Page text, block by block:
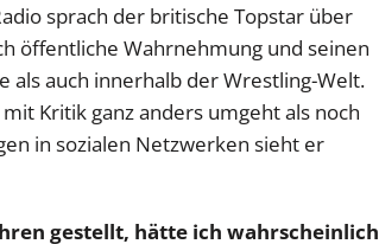
sprach der britische Topstar über
öffentliche Wahrnehmung und seinen
als auch innerhalb der Wrestling-Welt.
Kritik ganz anders umgeht als noch
in sozialen Netzwerken sieht er
gestellt, hätte ich wahrscheinlich